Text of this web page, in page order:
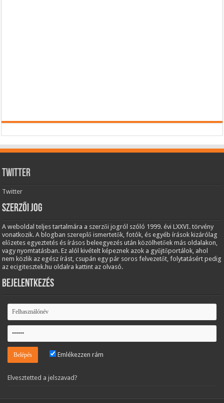
Twitter
Twitter
Szerzői jog
A weboldal teljes tartalmára a szerzői jogról szóló 1999. évi LXXVI. törvény
vonatkozik. A blogban szereplő ismertetők, fotók, és egyéb írások kizárólag
előzetes egyeztetés és írásos beleegyezés után közölhetőek más oldalakon,
vagy nyomtatásban. Ez alól kivételt képeznek azok a gyűjtőportálok, ahol
nem közlik az egész írást, csupán egy pár soros felvezetőt, folytatásért pedig
az ecigitesztek.hu oldalra kattint az olvasó.
Bejelentkezés
Emlékezzen rám
Elvesztetted a jelszavad?